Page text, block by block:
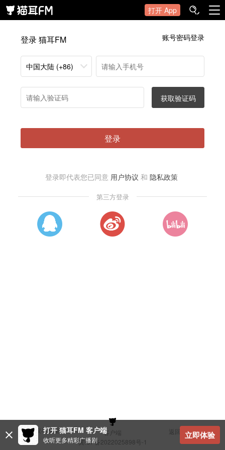
打开 App
登录 猫耳FM 账号密码登录
中国大陆 (+86)
获取验证码
登录
登录即代表您已同意 用户协议 和 隐私政策
第三方登录
建议与反馈 客户端
返回顶部
冀ICP备2022025898号-1
打开 猫耳FM 客户端
收听更多精彩广播剧 立即体验